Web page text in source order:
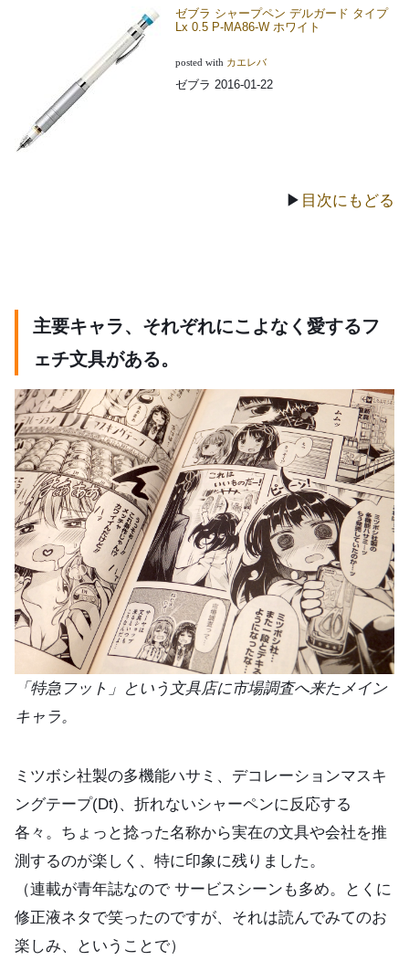
ゼブラ シャープペン デルガード タイプ
Lx 0.5 P-MA86-W ホワイト
posted with カエレバ
ゼブラ 2016-01-22
▶ 目次にもどる
主要キャラ、それぞれにこよなく愛するフ
ェチ文具がある。
「特急フット」という文具店に市場調査へ来たメイン
キャラ。
ミツボシ社製の多機能ハサミ、デコレーションマスキ
ングテープ(Dt)、折れないシャーペンに反応する
各々。ちょっと捻った名称から実在の文具や会社を推
測するのが楽しく、特に印象に残りました。
（連載が青年誌なので サービスシーンも多め。とくに
修正液ネタで笑ったのですが、それは読んでみてのお
楽しみ、ということで）